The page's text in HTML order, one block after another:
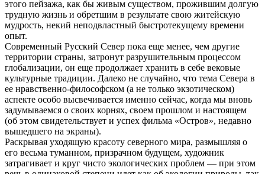
этого пейзажа, как бы живым существом, прожившим долгую
трудную жизнь и обретшим в результате свою житейскую
мудрость, некий неподвластный быстротекущему времени
опыт.
Современный Русский Север пока еще менее, чем другие
территории страны, затронут разрушительным процессом
глобализации, он еще продолжает хранить в себе вековые
культурные традиции. Далеко не случайно, что тема Севера в
ее нравственно-философском (а не только экзотическом)
аспекте особо высвечивается именно сейчас, когда мы вновь
задумываемся о своих корнях, своем прошлом и настоящем
(об этом свидетельствует и успех фильма «Остров», недавно
вышедшего на экраны).
Раскрывая уходящую красоту северного мира, размышляя о
его весьма туманном, призрачном будущем, художник
затрагивает и круг чисто экологических проблем — при этом